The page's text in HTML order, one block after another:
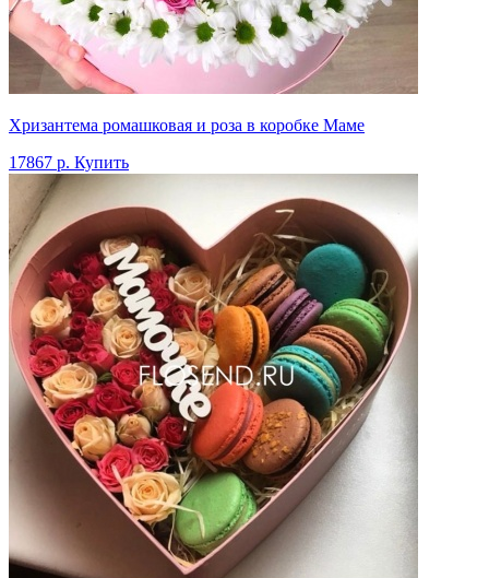
Хризантема ромашковая и роза в коробке Маме
17867 р. Купить